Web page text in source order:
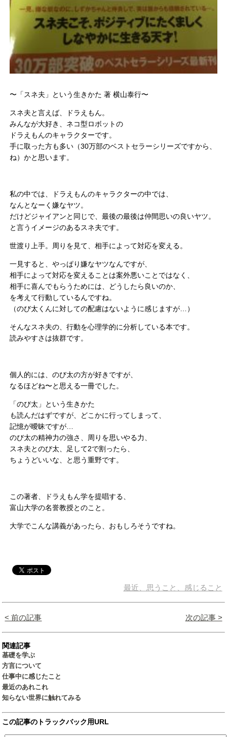
〜「スネ夫」という生きかた 著 横山泰行〜
スネ夫と言えば、ドラえもん。
みんなが大好き、ネコ型ロボットの
ドラえもんのキャラクターです。
手に取った方も多い（30万部のベストセラーシリーズですから、
ね）かと思います。
私の中では、ドラえもんのキャラクターの中では、
なんとなーく嫌なヤツ。
だけどジャイアンと同じで、最後の最後は仲間思いの良いヤツ。
と言うイメージのあるスネ夫です。
世渡り上手。周りを見て、相手によって対応を変える。
一見すると、やっぱり嫌なヤツなんですが、
相手によって対応を変えることは案外悪いことではなく、
相手に喜んでもらうためには、どうしたら良いのか、
を考えて行動しているんですね。
（のび太くんに対しての配慮はないように感じますが…）
そんなスネ夫の、行動を心理学的に分析している本です。
読みやすさは抜群です。
個人的には、のび太の方が好きですが、
なるほどね〜と思える一冊でした。
「のび太」という生きかた
も読んだはずですが、どこかに行ってしまって、
記憶が曖昧ですが…
のび太の精神力の強さ、周りを思いやる力、
スネ夫とのび太、足して2で割ったら、
ちょうどいいな、と思う重野です。
この著者、ドラえもん学を提唱する、
富山大学の名誉教授とのこと。
大学でこんな講義があったら、おもしろそうですね。
最近、思うこと、感じること
< 前の記事 次の記事 >
関連記事
基礎を学ぶ
方言について
仕事中に感じたこと
最近のあれこれ
知らない世界に触れてみる
この記事のトラックバック用URL